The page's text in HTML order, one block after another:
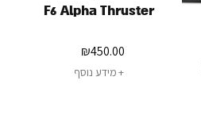
F6 Alpha Thruster
₪450.00
מידע נוסף